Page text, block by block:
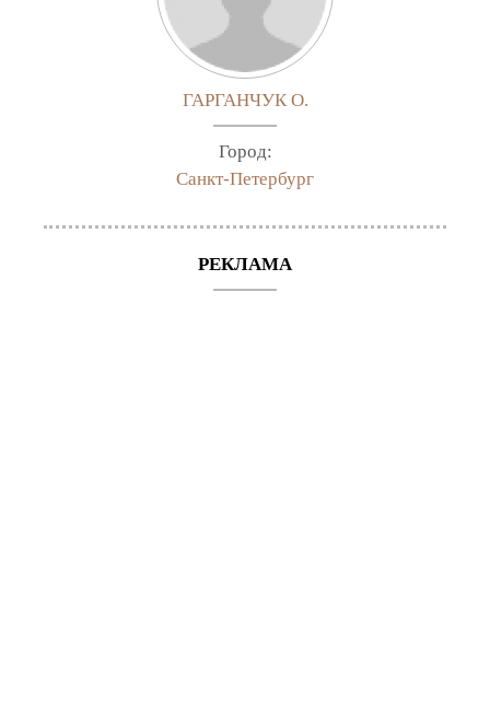
ГАРГАНЧУК О.
Город:
Санкт-Петербург
РЕКЛАМА